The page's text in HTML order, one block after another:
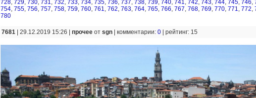
728, 729, 730, 731, 732, 733, 734, 735, 736, 737, 738, 739, 740, 741, 742, 743, 744, 745, 746,
754, 755, 756, 757, 758, 759, 760, 761, 762, 763, 764, 765, 766, 767, 768, 769, 770, 771, 772,
780
7681 | 29.12.2019 15:26 | прочее от sgn комментарии: 0 рейтинг: 15